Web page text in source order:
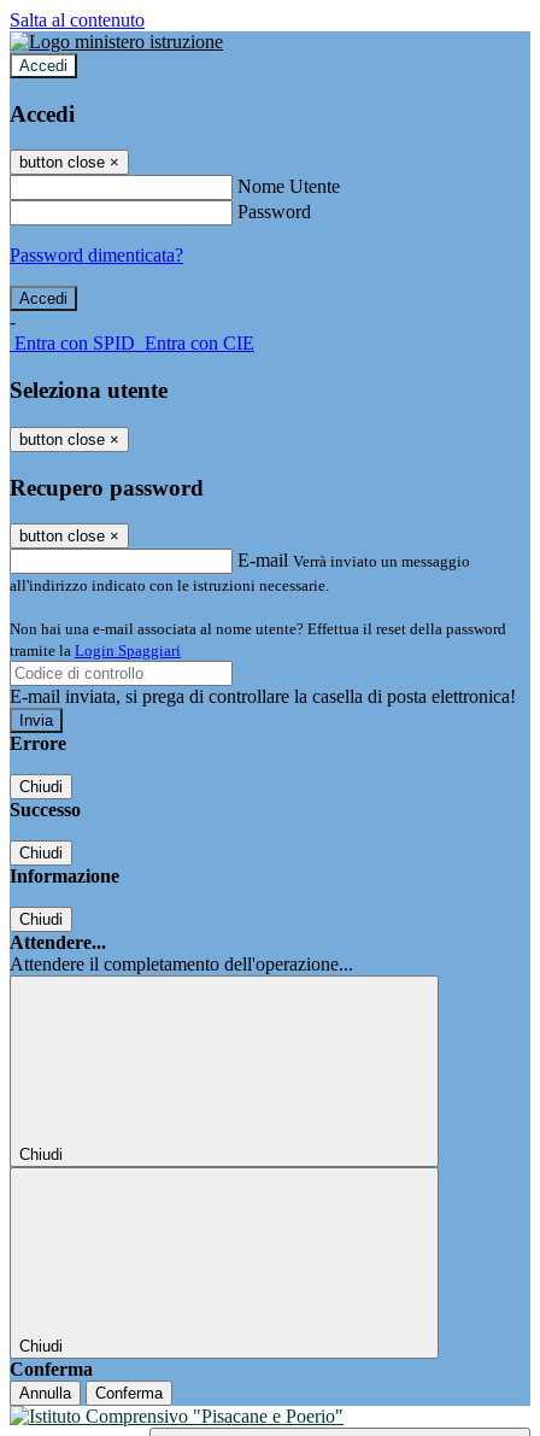
Salta al contenuto
Accedi
Accedi
button close ×
Nome Utente
Password
Password dimenticata?
-
Entra con SPID Entra con CIE
Seleziona utente
button close ×
Recupero password
button close ×
E-mail Verrà inviato un messaggio
all'indirizzo indicato con le istruzioni necessarie.
Non hai una e-mail associata al nome utente? Effettua il reset della password
tramite la Login Spaggiari
E-mail inviata, si prega di controllare la casella di posta elettronica!
Errore
Chiudi
Successo
Chiudi
Informazione
Chiudi
Attendere...
Attendere il completamento dell'operazione...
Chiudi
Chiudi
Conferma
Annulla Conferma